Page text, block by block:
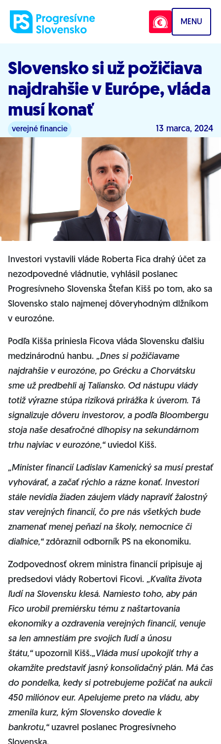
MENU
Slovensko si už požičiava
najdrahšie v Európe, vláda
musí konať
verejné financie 13 marca, 2024
Investori vystavili vláde Roberta Fica drahý účet za
nezodpovedné vládnutie, vyhlásil poslanec
Progresívneho Slovenska Štefan Kišš po tom, ako sa
Slovensko stalo najmenej dôveryhodným dlžníkom
v eurozóne.
Podľa Kišša priniesla Ficova vláda Slovensku ďalšiu
medzinárodnú hanbu. „Dnes si požičiavame
najdrahšie v eurozóne, po Grécku a Chorvátsku
sme už predbehli aj Taliansko. Od nástupu vlády
totiž výrazne stúpa riziková prirážka k úverom. Tá
signalizuje dôveru investorov, a podľa Bloombergu
stoja naše desaťročné dlhopisy na sekundárnom
trhu najviac v eurozóne,“uviedol Kišš.
„Minister financií Ladislav Kamenický sa musí prestať
vyhovárať, a začať rýchlo a rázne konať. Investori
stále nevidia žiaden záujem vlády napraviť žalostný
stav verejných financií, čo pre nás všetkých bude
znamenať menej peňazí na školy, nemocnice či
diaľnice,“zdôraznil odborník PS na ekonomiku.
Zodpovednosť okrem ministra financií pripisuje aj
predsedovi vlády Robertovi Ficovi. „Kvalita života
ľudí na Slovensku klesá. Namiesto toho, aby pán
Fico urobil premiérsku tému z naštartovania
ekonomiky a ozdravenia verejných financií, venuje
sa len amnestiám pre svojich ľudí a únosu
štátu,“upozornil Kišš.„Vláda musí upokojiť trhy a
okamžite predstaviť jasný konsolidačný plán. Má čas
do pondelka, kedy si potrebujeme požičať na aukcii
450 miliónov eur. Apelujeme preto na vládu, aby
zmenila kurz, kým Slovensko dovedie k
bankrotu,“uzavrel poslanec Progresívneho